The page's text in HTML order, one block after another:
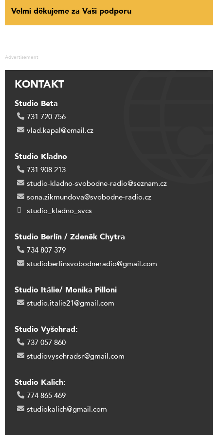
Velmi děkujeme za Vaši podporu
Advertisement
KONTAKT
Studio Beta
731 720 756
vlad.kapal@email.cz
Studio Kladno
731 908 213
studio-kladno-svobodne-radio@seznam.cz
sona.zikmundova@svobodne-radio.cz
studio_kladno_svcs
Studio Berlín / Zdeněk Chytra
734 807 379
studioberlinsvobodneradio@gmail.com
Studio Itálie/ Monika Pilloni
studio.italie21@gmail.com
Studio Vyšehrad:
737 057 860
studiovysehradsr@gmail.com
Studio Kalich:
774 865 469
studiokalich@gmail.com